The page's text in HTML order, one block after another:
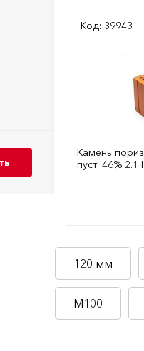
Код: 39943
Камень
пуст.
120 мм
М100